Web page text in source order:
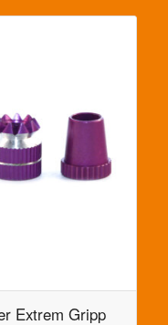
Extrem Gripp